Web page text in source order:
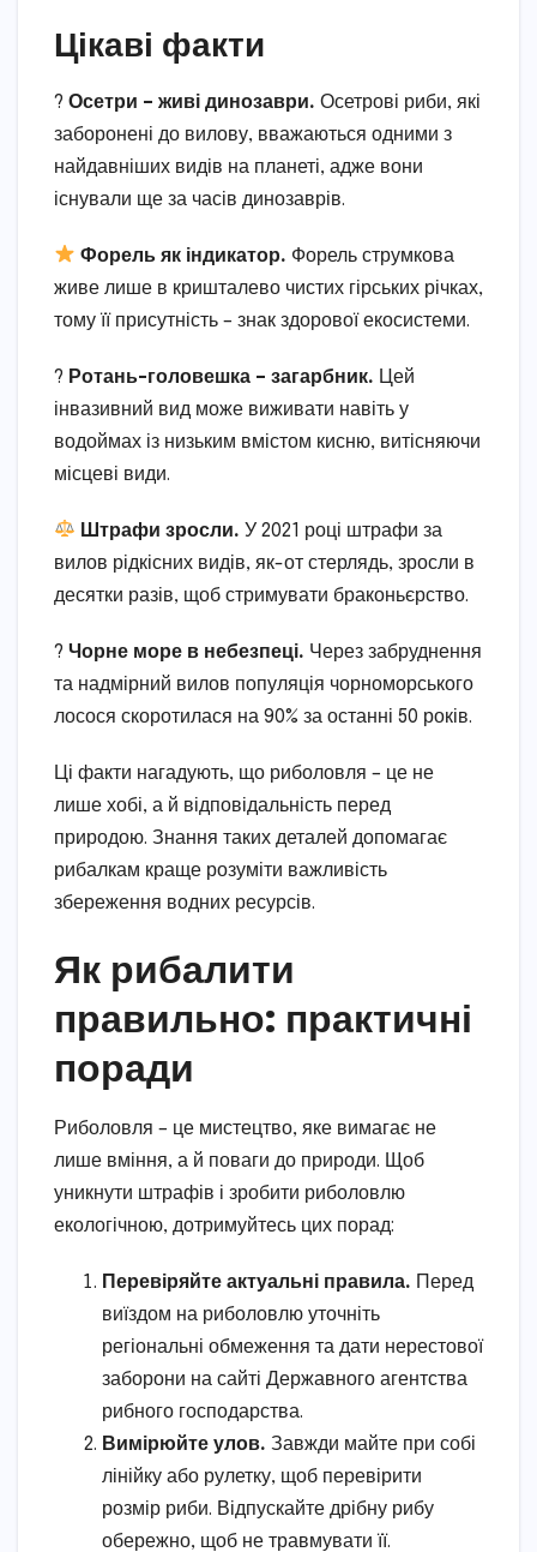
Цікаві факти
? Осетри – живі динозаври. Осетрові риби, які
заборонені до вилову, вважаються одними з
найдавніших видів на планеті, адже вони
існували ще за часів динозаврів.
Форель як індикатор. Форель струмкова
живе лише в кришталево чистих гірських річках,
тому її присутність – знак здорової екосистеми.
? Ротань-головешка – загарбник. Цей
інвазивний вид може виживати навіть у
водоймах із низьким вмістом кисню, витісняючи
місцеві види.
Штрафи зросли. У 2021 році штрафи за
вилов рідкісних видів, як-от стерлядь, зросли в
десятки разів, щоб стримувати браконьєрство.
? Чорне море в небезпеці. Через забруднення
та надмірний вилов популяція чорноморського
лосося скоротилася на 90% за останні 50 років.
Ці факти нагадують, що риболовля – це не
лише хобі, а й відповідальність перед
природою. Знання таких деталей допомагає
рибалкам краще розуміти важливість
збереження водних ресурсів.
Як рибалити
правильно: практичні
поради
Риболовля – це мистецтво, яке вимагає не
лише вміння, а й поваги до природи. Щоб
уникнути штрафів і зробити риболовлю
екологічною, дотримуйтесь цих порад:
Перевіряйте актуальні правила. Перед
виїздом на риболовлю уточніть
регіональні обмеження та дати нерестової
заборони на сайті Державного агентства
рибного господарства.
Вимірюйте улов. Завжди майте при собі
лінійку або рулетку, щоб перевірити
розмір риби. Відпускайте дрібну рибу
обережно, щоб не травмувати її.